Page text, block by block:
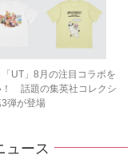
UT」8月の注目コラボを
！ 話題の集英社コレクシ
3弾が登場
ース